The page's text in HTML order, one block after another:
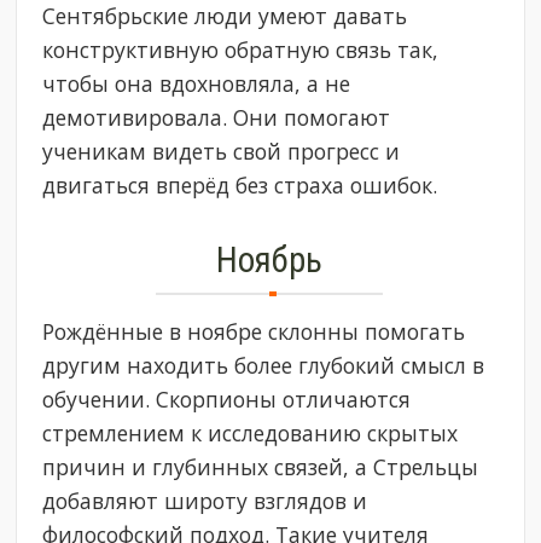
Сентябрьские люди умеют давать
конструктивную обратную связь так,
чтобы она вдохновляла, а не
демотивировала. Они помогают
ученикам видеть свой прогресс и
двигаться вперёд без страха ошибок.
Ноябрь
Рождённые в ноябре склонны помогать
другим находить более глубокий смысл в
обучении. Скорпионы отличаются
стремлением к исследованию скрытых
причин и глубинных связей, а Стрельцы
добавляют широту взглядов и
философский подход. Такие учителя